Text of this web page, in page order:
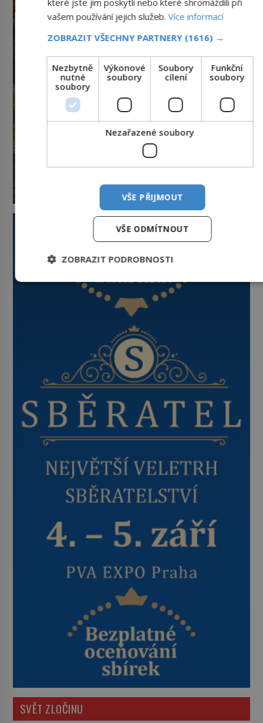
nadiktuje adresu „jeho kamaráda“.
Strážníci ho dopraví zpět do
udaného bytu. Oním „kamarádem“
je ovšem jeden z nejslavnějších
vrahů, Jeffrey Dahmer (1960–1994).
Je 27. května 1991. […]
SVĚT ZLOČINU
které jste jim poskytli nebo které shromáždili při
vašem používání jejich služeb.Více informací
ZOBRAZIT VŠECHNY PARTNERY (1616) →
Nezbytně
nutné
soubory
Výkonové
soubory
Soubory
cílení
Funkční
soubory
Nezařazené soubory
VŠE PŘIJMOUT
VŠE ODMÍTNOUT
ZOBRAZIT PODROBNOSTI